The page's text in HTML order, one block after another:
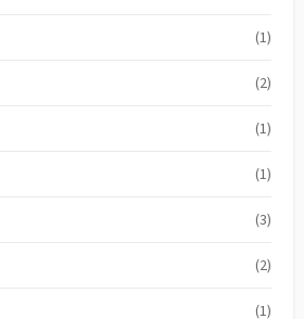
(1)
(2)
(1)
(1)
(3)
(2)
(1)